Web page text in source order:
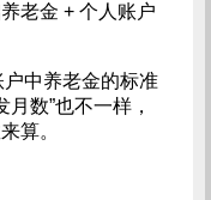
老金 + 个人账户
中养老金的标准
数”也不一样，
算。